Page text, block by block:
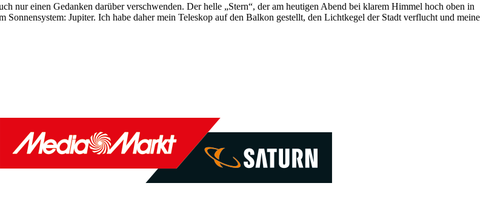
nur einen Gedanken darüber verschwenden. Der helle „Stern“, der am heutigen Abend bei klarem Himmel hoch oben in
Jupiter. Ich habe daher mein Teleskop auf den Balkon gestellt, den Lichtkegel der Stadt verflucht und meine